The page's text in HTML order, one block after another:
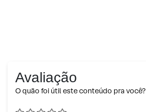
Avaliação
O quão foi útil este conteúdo pra você?